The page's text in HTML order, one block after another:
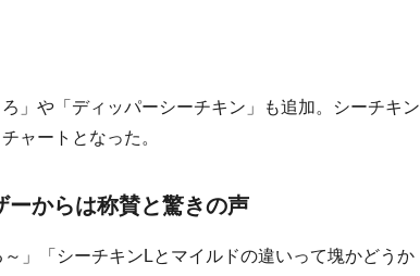
」や「ディッパーシーチキン」も追加。シーチキン
ャートとなった。
ーからは称賛と驚きの声
」「シーチキンLとマイルドの違いって塊かどうか